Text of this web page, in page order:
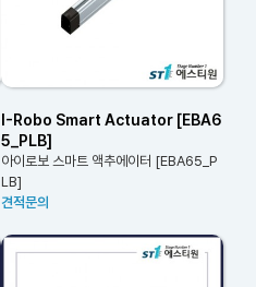
I-Robo Smart Actuator [EBA6
5_PLB]
아이로보 스마트 액추에이터 [EBA65_P
LB]
견적문의